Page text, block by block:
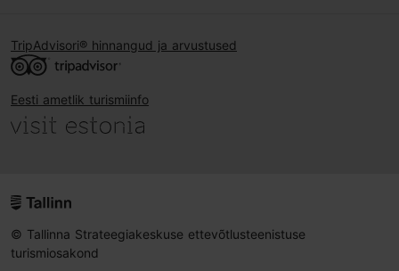
TripAdvisori® hinnangud ja arvustused
Eesti ametlik turismiinfo
© Tallinna Strateegiakeskuse ettevõtlusteenistuse
turismiosakond